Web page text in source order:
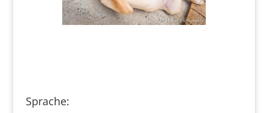
Sprache: